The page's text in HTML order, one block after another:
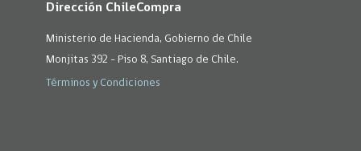
Dirección ChileCompra
Ministerio de Hacienda, Gobierno de Chile
Monjitas 392 - Piso 8, Santiago de Chile.
Términos y Condiciones